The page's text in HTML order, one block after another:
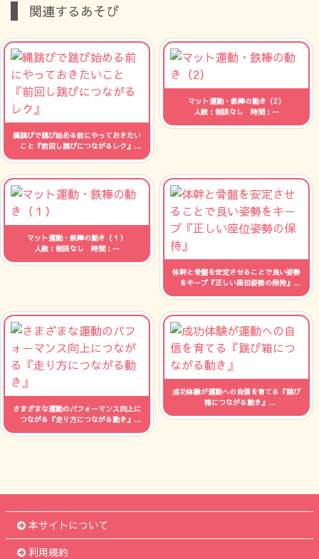
関連するあそび
縄跳びで跳び始める前にやっておきたい
こと『前回し跳びにつながるレク』
マット運動・鉄棒の動き（2）
人数：制限なし 時間：--
マット運動・鉄棒の動き（１）
人数：制限なし 時間：--
体幹と骨盤を安定させることで良い姿勢
をキープ『正しい座位姿勢の保持』
さまざまな運動のパフォーマンス向上に
つながる『走り方につながる動き』
成功体験が運動への自信を育てる『跳び
箱につながる動き』
本サイトについて
利用規約